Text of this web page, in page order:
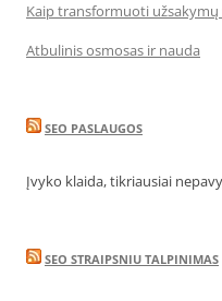
Kaip transformuoti užsakymų
Atbulinis osmosas ir nauda
SEO PASLAUGOS
Įvyko klaida, tikriausiai
SEO STRAIPSNIU TALPINIMAS